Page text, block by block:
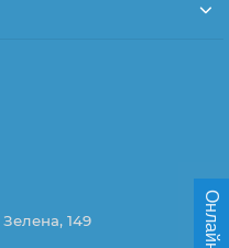
149